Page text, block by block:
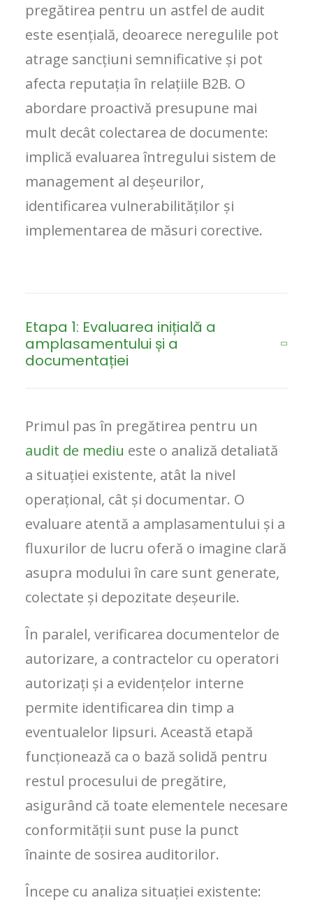
pregătirea pentru un astfel de audit
este esențială, deoarece neregulile pot
atrage sancțiuni semnificative și pot
afecta reputația în relațiile B2B. O
abordare proactivă presupune mai
mult decât colectarea de documente:
implică evaluarea întregului sistem de
management al deșeurilor,
identificarea vulnerabilităților și
implementarea de măsuri corective.
Etapa 1: Evaluarea inițială a
amplasamentului și a
documentației
Primul pas în pregătirea pentru un
audit de mediu este o analiză detaliată
a situației existente, atât la nivel
operațional, cât și documentar. O
evaluare atentă a amplasamentului și a
fluxurilor de lucru oferă o imagine clară
asupra modului în care sunt generate,
colectate și depozitate deșeurile.
În paralel, verificarea documentelor de
autorizare, a contractelor cu operatori
autorizați și a evidențelor interne
permite identificarea din timp a
eventualelor lipsuri. Această etapă
funcționează ca o bază solidă pentru
restul procesului de pregătire,
asigurând că toate elementele necesare
conformității sunt puse la punct
înainte de sosirea auditorilor.
Începe cu analiza situației existente: